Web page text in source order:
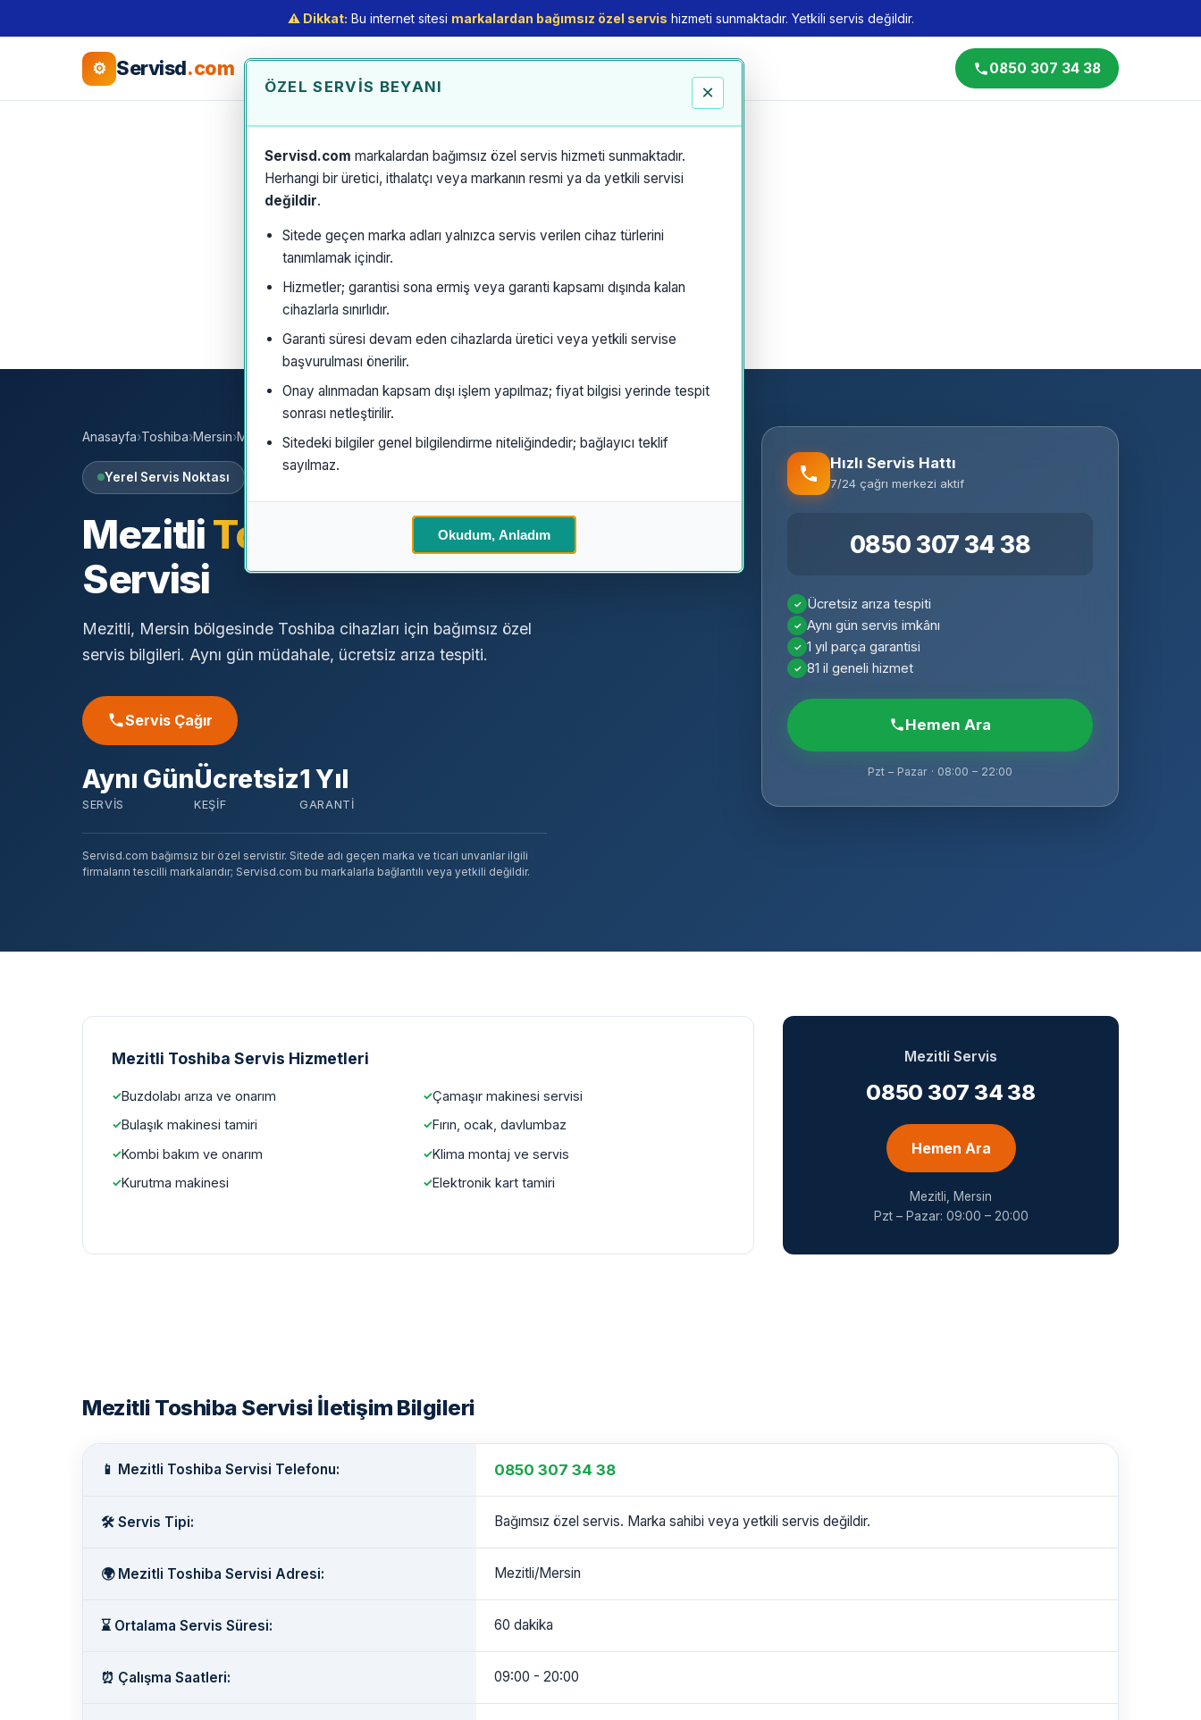
⚠️ Dikkat: Bu internet sitesi markalardan bağımsız özel servis hizmeti sunmaktadır. Yetkili servis değildir.
ÖZEL SERVIS BEYANI ×
Servisd.com markalardan bağımsız özel servis hizmeti sunmaktadır.
Herhangi bir üretici, ithalatçı veya markanın resmi ya da yetkili servisi
değildir.
Sitede geçen marka adları yalnızca servis verilen cihaz türlerini
tanımlamak içindir.
Hizmetler; garantisi sona ermiş veya garanti kapsamı dışında kalan
cihazlarla sınırlıdır.
Garanti süresi devam eden cihazlarda üretici veya yetkili servise
başvurulması önerilir.
Onay alınmadan kapsam dışı işlem yapılmaz; fiyat bilgisi yerinde tespit
sonrası netleştirilir.
Sitedeki bilgiler genel bilgilendirme niteliğindedir; bağlayıcı teklif
sayılmaz.
Okudum, Anladım
⚙ Servisd.com 0850 307 34 38
Anasayfa›Toshiba›Mersin›Mezitli
Yerel Servis Noktası
MezitliToshiba
Özel
Servisi
Mezitli, Mersin bölgesinde Toshiba cihazları için bağımsız özel
servis bilgileri. Aynı gün müdahale, ücretsiz arıza tespiti.
Servis Çağır
Aynı Gün
SERVIS
Ücretsiz
KEŞIF
1 Yıl
GARANTI
Servisd.com bağımsız bir özel servistir. Sitede adı geçen marka ve ticari unvanlar ilgili
firmaların tescilli markalarıdır; Servisd.com bu markalarla bağlantılı veya yetkili değildir.
Hızlı Servis Hattı
7/24 çağrı merkezi aktif
0850 307 34 38
Ücretsiz arıza tespiti
Aynı gün servis imkânı
1 yıl parça garantisi
81 il geneli hizmet
Hemen Ara
Pzt – Pazar · 08:00 – 22:00
Mezitli Toshiba Servis Hizmetleri
Buzdolabı arıza ve onarım
Çamaşır makinesi servisi
Bulaşık makinesi tamiri
Fırın, ocak, davlumbaz
Kombi bakım ve onarım
Klima montaj ve servis
Kurutma makinesi
Elektronik kart tamiri
Mezitli Servis
0850 307 34 38
Hemen Ara
Mezitli, Mersin
Pzt – Pazar: 09:00 – 20:00
Mezitli Toshiba Servisi İletişim Bilgileri
📱 Mezitli Toshiba Servisi Telefonu: 0850 307 34 38
🛠️ Servis Tipi: Bağımsız özel servis. Marka sahibi veya yetkili servis değildir.
🌍 Mezitli Toshiba Servisi Adresi: Mezitli/Mersin
⌛ Ortalama Servis Süresi: 60 dakika
⏰ Çalışma Saatleri: 09:00 - 20:00